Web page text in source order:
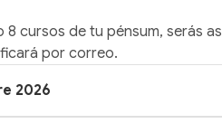
cursos de tu pénsum, serás
por correo.
2026